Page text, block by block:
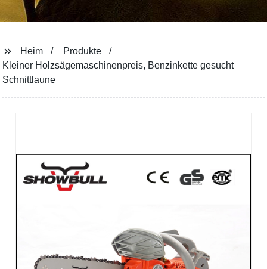
Heim
Produkte
Kleiner Holzsägemaschinenpreis, Benzinkette gesucht
Schnittlaune